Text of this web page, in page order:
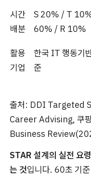
시간
배분
S 20% / T
60% / R 10%
활용
기업
한국 IT 행동기
준
출처: DDI Targeted
Career Advising, 쿠
Business
STAR 설계의 실전 요
는 것입니다. 60초 기